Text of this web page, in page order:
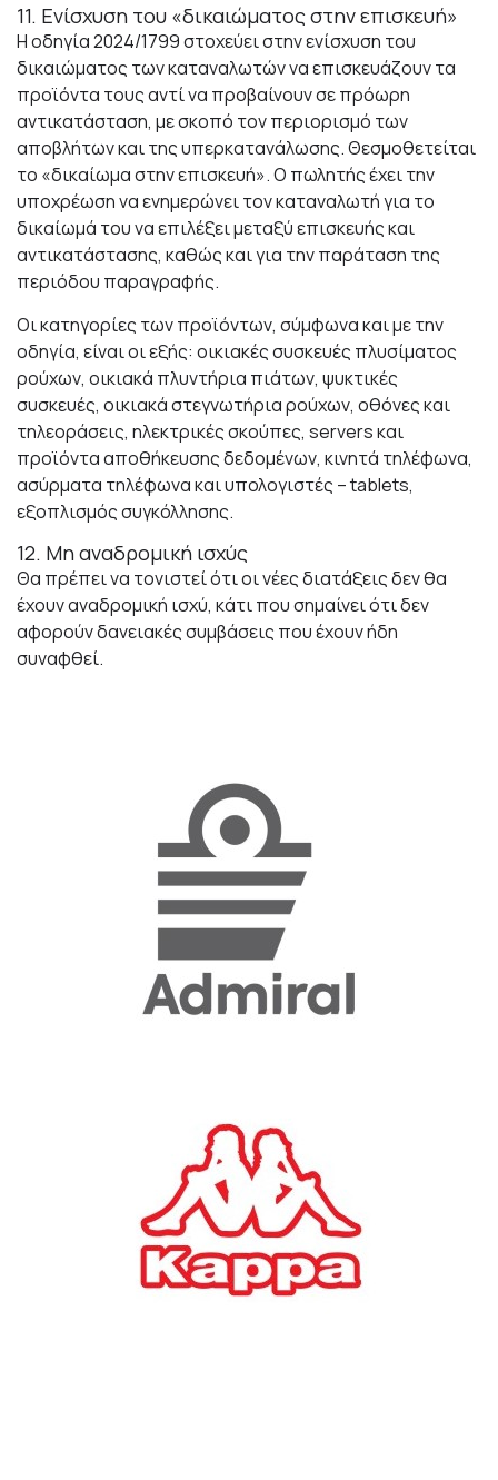
11. Ενίσχυση του «δικαιώματος στην επισκευή»
Η οδηγία 2024/1799 στοχεύει στην ενίσχυση του
δικαιώματος των καταναλωτών να επισκευάζουν τα
προϊόντα τους αντί να προβαίνουν σε πρόωρη
αντικατάσταση, με σκοπό τον περιορισμό των
αποβλήτων και της υπερκατανάλωσης. Θεσμοθετείται
το «δικαίωμα στην επισκευή». Ο πωλητής έχει την
υποχρέωση να ενημερώνει τον καταναλωτή για το
δικαίωμά του να επιλέξει μεταξύ επισκευής και
αντικατάστασης, καθώς και για την παράταση της
περιόδου παραγραφής.
Οι κατηγορίες των προϊόντων, σύμφωνα και με την
οδηγία, είναι οι εξής: οικιακές συσκευές πλυσίματος
ρούχων, οικιακά πλυντήρια πιάτων, ψυκτικές
συσκευές, οικιακά στεγνωτήρια ρούχων, οθόνες και
τηλεοράσεις, ηλεκτρικές σκούπες, servers και
προϊόντα αποθήκευσης δεδομένων, κινητά τηλέφωνα,
ασύρματα τηλέφωνα και υπολογιστές – tablets,
εξοπλισμός συγκόλλησης.
12. Μη αναδρομική ισχύς
Θα πρέπει να τονιστεί ότι οι νέες διατάξεις δεν θα
έχουν αναδρομική ισχύ, κάτι που σημαίνει ότι δεν
αφορούν δανειακές συμβάσεις που έχουν ήδη
συναφθεί.